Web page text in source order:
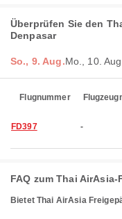
Überprüfen Sie den
Denpasar
So., 9. Aug.Mo., 10. Aug.
Flugnummer
FD397 -
FAQ zum Thai
Bietet Thai AirAsia